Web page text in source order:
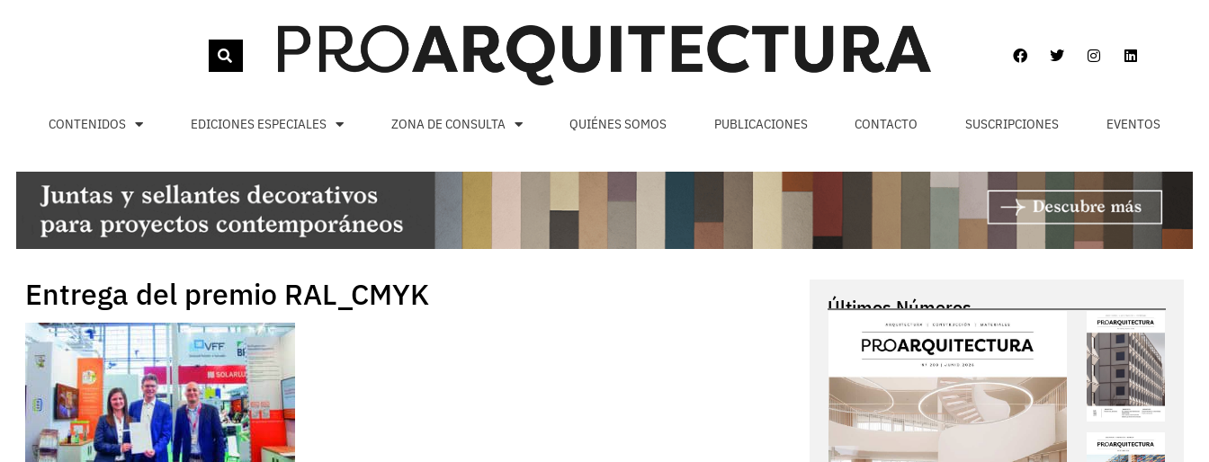
CONTENIDOS EDICIONES ESPECIALES ZONA DE CONSULTA QUIÉNES SOMOS PUBLICACIONES CONTACTO SUSCRIPCIONES EVENTOS
Entrega del premio RAL_CMYK Últimos Números